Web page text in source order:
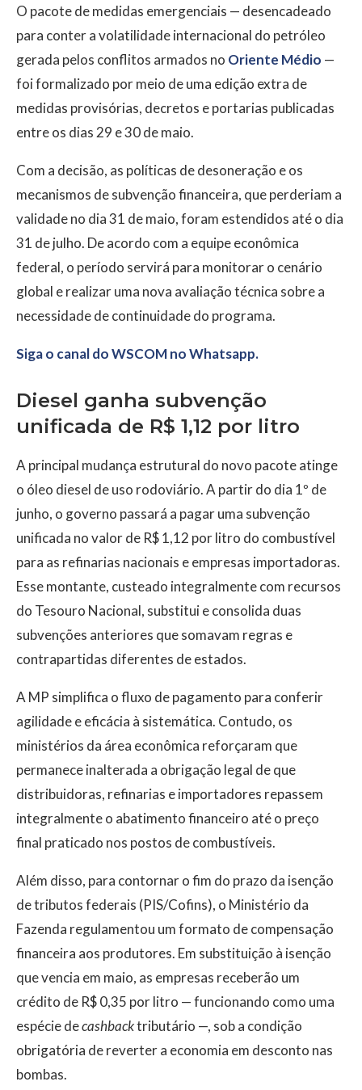
O pacote de medidas emergenciais — desencadeado
para conter a volatilidade internacional do petróleo
gerada pelos conflitos armados no Oriente Médio —
foi formalizado por meio de uma edição extra de
medidas provisórias, decretos e portarias publicadas
entre os dias 29 e 30 de maio.
Com a decisão, as políticas de desoneração e os
mecanismos de subvenção financeira, que perderiam a
validade no dia 31 de maio, foram estendidos até o dia
31 de julho. De acordo com a equipe econômica
federal, o período servirá para monitorar o cenário
global e realizar uma nova avaliação técnica sobre a
necessidade de continuidade do programa.
Siga o canal do WSCOM no Whatsapp.
Diesel ganha subvenção
unificada de R$ 1,12 por litro
A principal mudança estrutural do novo pacote atinge
o óleo diesel de uso rodoviário. A partir do dia 1º de
junho, o governo passará a pagar uma subvenção
unificada no valor de R$ 1,12 por litro do combustível
para as refinarias nacionais e empresas importadoras.
Esse montante, custeado integralmente com recursos
do Tesouro Nacional, substitui e consolida duas
subvenções anteriores que somavam regras e
contrapartidas diferentes de estados.
A MP simplifica o fluxo de pagamento para conferir
agilidade e eficácia à sistemática. Contudo, os
ministérios da área econômica reforçaram que
permanece inalterada a obrigação legal de que
distribuidoras, refinarias e importadores repassem
integralmente o abatimento financeiro até o preço
final praticado nos postos de combustíveis.
Além disso, para contornar o fim do prazo da isenção
de tributos federais (PIS/Cofins), o Ministério da
Fazenda regulamentou um formato de compensação
financeira aos produtores. Em substituição à isenção
que vencia em maio, as empresas receberão um
crédito de R$ 0,35 por litro — funcionando como uma
espécie decashbacktributário —, sob a condição
obrigatória de reverter a economia em desconto nas
bombas.